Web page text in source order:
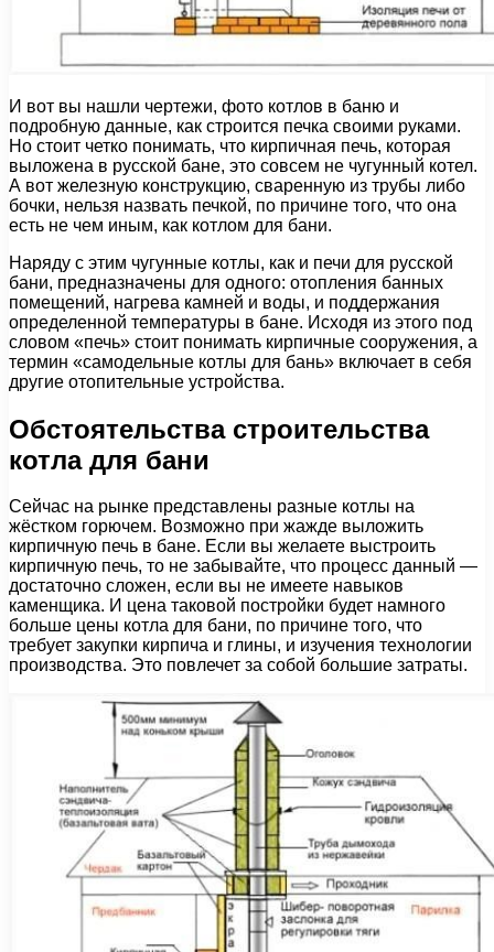
И вот вы нашли чертежи, фото котлов в баню и
подробную данные, как строится печка своими руками.
Но стоит четко понимать, что кирпичная печь, которая
выложена в русской бане, это совсем не чугунный котел.
А вот железную конструкцию, сваренную из трубы либо
бочки, нельзя назвать печкой, по причине того, что она
есть не чем иным, как котлом для бани.
Наряду с этим чугунные котлы, как и печи для русской
бани, предназначены для одного: отопления банных
помещений, нагрева камней и воды, и поддержания
определенной температуры в бане. Исходя из этого под
словом «печь» стоит понимать кирпичные сооружения, а
термин «самодельные котлы для бань» включает в себя
другие отопительные устройства.
Обстоятельства строительства
котла для бани
Сейчас на рынке представлены разные котлы на
жёстком горючем. Возможно при жажде выложить
кирпичную печь в бане. Если вы желаете выстроить
кирпичную печь, то не забывайте, что процесс данный —
достаточно сложен, если вы не имеете навыков
каменщика. И цена таковой постройки будет намного
больше цены котла для бани, по причине того, что
требует закупки кирпича и глины, и изучения технологии
производства. Это повлечет за собой большие затраты.